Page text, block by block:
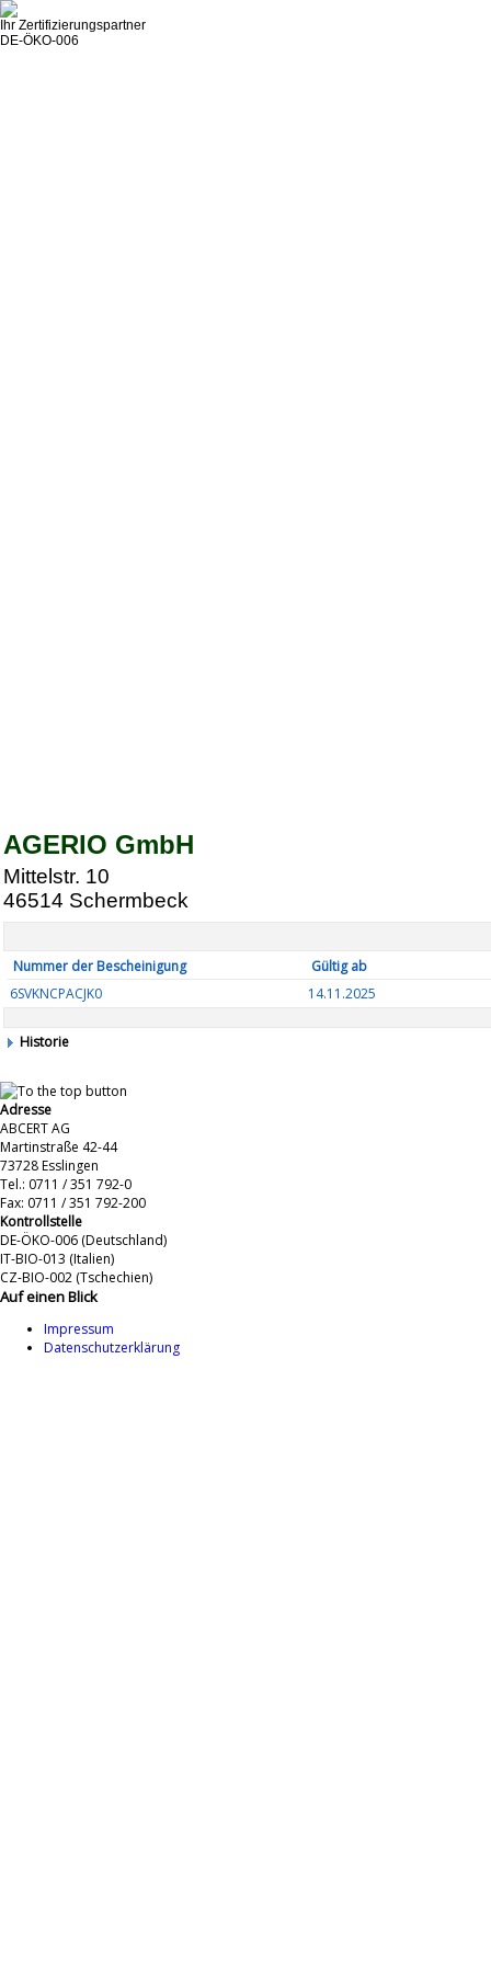
Ihr Zertifizierungspartner
DE-ÖKO-006
AGERIO GmbH
Mittelstr. 10
46514 Schermbeck
Nummer der Bescheinigung
Gültig ab
6SVKNCPACJK0
14.11.2025
Historie
Adresse
ABCERT AG
Martinstraße 42-44
73728 Esslingen
Tel.: 0711 / 351 792-0
Fax: 0711 / 351 792-200
Kontrollstelle
DE-ÖKO-006 (Deutschland)
IT-BIO-013 (Italien)
CZ-BIO-002 (Tschechien)
Auf einen Blick
Impressum
Datenschutzerklärung